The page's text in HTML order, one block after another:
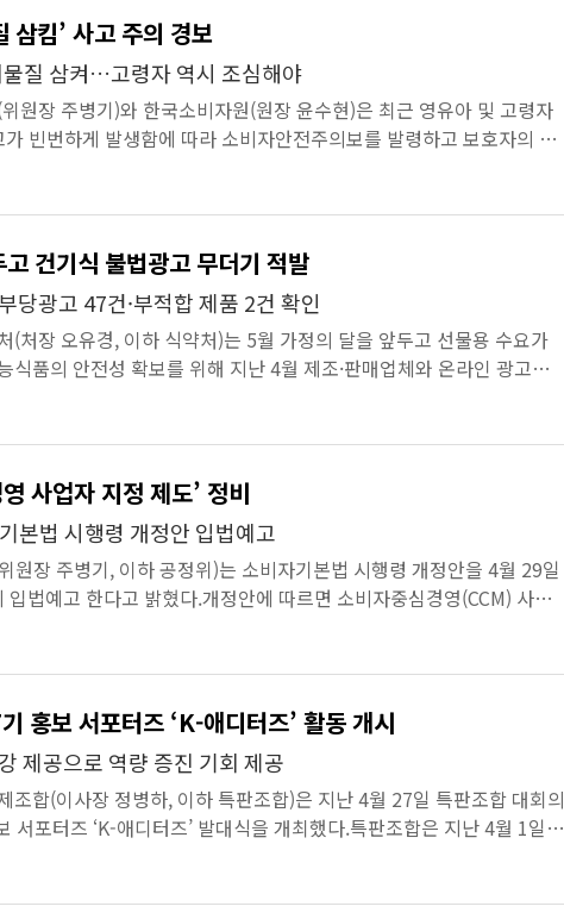
삼킴’ 사고 주의 경보
물질 삼켜…고령자 역시 조심해야
원장 주병기)와 한국소비자원(원장 윤수현)은 최근 영유아 및 고령자
가 빈번하게 발생함에 따라 소비자안전주의보를 발령하고 보호자의 각
다.연령대별로 ...
건기식 불법광고 무더기 적발
당광고 47건·부적합 제품 2건 확인
(처장 오유경, 이하 식약처)는 5월 가정의 달을 앞두고 선물용 수요가
식품의 안전성 확보를 위해 지난 4월 제조·판매업체와 온라인 광고를
위반 업체...
사업자 지정 제도’ 정비
본법 시행령 개정안 입법예고
원장 주병기, 이하 공정위)는 소비자기본법 시행령 개정안을 4월 29일
입법예고 한다고 밝혔다.개정안에 따르면 소비자중심경영(CCM) 사업
정 내용에 맞춰 정비...
홍보 서포터즈 ‘K-애디터즈’ 활동 개시
제공으로 역량 증진 기회 제공
조합(이사장 정병하, 이하 특판조합)은 지난 4월 27일 특판조합 대회의
서포터즈 ‘K-애디터즈’ 발대식을 개최했다.특판조합은 지난 4월 1일부
년(20~34세)...